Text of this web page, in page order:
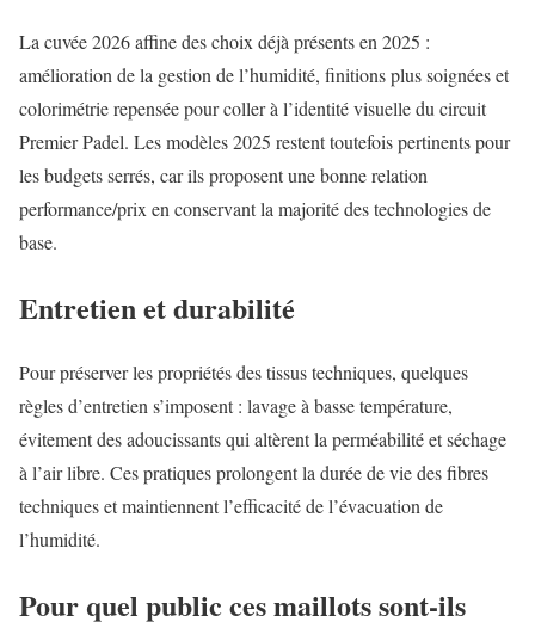
La cuvée 2026 affine des choix déjà présents en 2025 :
amélioration de la gestion de l’humidité, finitions plus soignées et
colorimétrie repensée pour coller à l’identité visuelle du circuit
Premier Padel. Les modèles 2025 restent toutefois pertinents pour
les budgets serrés, car ils proposent une bonne relation
performance/prix en conservant la majorité des technologies de
base.
Entretien et durabilité
Pour préserver les propriétés des tissus techniques, quelques
règles d’entretien s’imposent : lavage à basse température,
évitement des adoucissants qui altèrent la perméabilité et séchage
à l’air libre. Ces pratiques prolongent la durée de vie des fibres
techniques et maintiennent l’efficacité de l’évacuation de
l’humidité.
Pour quel public ces maillots sont-ils